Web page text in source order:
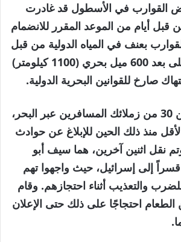
القوارب في الأسطول قد غادرت
قبل أيام من الموعد المقرر للانضمام
بعنف في المياه الدولية من قبل
قوة أجنبية تعمل على بعد 600 ميل بحري (1100 كيلومتر)
صارخ للقوانين البحرية الدولية.
أصيب ما لا يقل عن 30 من زملائك المسافرين عبر البحر،
منذ ذلك الحين للإبلاغ عن حوادث
نقل اثنين آخرين، هما سيف أبو
قسراً إلى إسرائيل، حيث واجهوا تهم
والتعذيب أثناء احتجازهم. وقام
احتجاجًا على ذلك حتى الإعلان